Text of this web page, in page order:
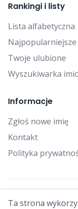
Rankingi i listy
Lista alfabetyczna
Twoje ulubione
Wyszukiwarka
Informacje
Zgłoś nowe imię
Kontakt
Polityka
© 2025 Falcon
Ta strona